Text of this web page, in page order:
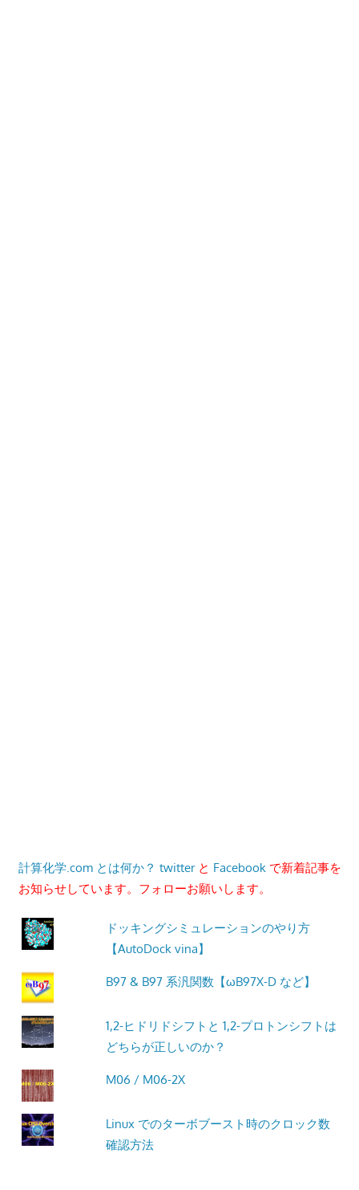
計算化学.com とは何か？ twitterと Facebookで新着記事を
お知らせしています。フォローお願いします。
ドッキングシミュレーションのやり方
【AutoDock vina】
B97 & B97 系汎関数【ωB97X-D など】
1,2-ヒドリドシフトと 1,2-プロトンシフトは
どちらが正しいのか？
M06 / M06-2X
Linux でのターボブースト時のクロック数
確認方法